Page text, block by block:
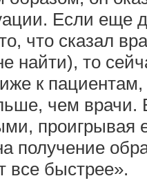
Если еще
что сказал
найти), то
к
чем врачи.
проигрывая
получение
все быстрее».